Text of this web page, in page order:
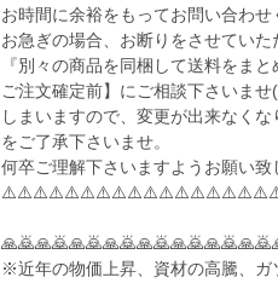
お時間に余裕をもってお問い合わせ
お急ぎの場合、お断りをさせてい
『別々の商品を同梱して送料をま
ご注文確定前】にご相談下さいま
しまいますので、変更が出来なく
をご了承下さいませ。
何卒ご理解下さいますようお願い致し
※近年の物価上昇、資材の高騰、ガ